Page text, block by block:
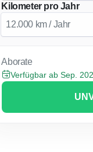
Kilometer pro Jahr
Aborate
Verfügbar ab Sep.